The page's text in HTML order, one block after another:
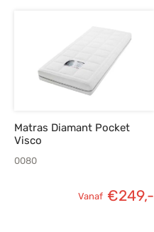
€432,-.
Matras Diamant Pocket
Visco
0080
Vanaf €249,-